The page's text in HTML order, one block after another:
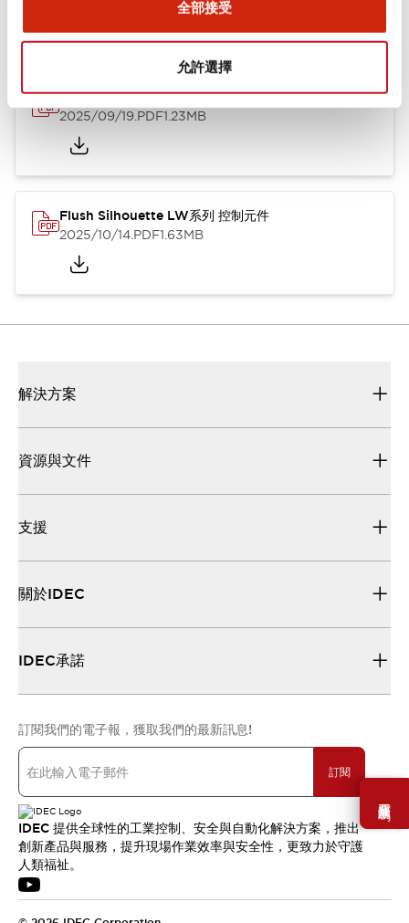
全部接受
允許選擇
需要幫助嗎？
Flush Silhouette LW系列 控制元件 (英文版)
2025/09/19.PDF1.23MB
Flush Silhouette LW系列 控制元件
2025/10/14.PDF1.63MB
解決方案
資源與文件
支援
關於IDEC
IDEC承諾
訂閱我們的電子報，獲取我們的最新訊息!
訂閱
IDEC 提供全球性的工業控制、安全與自動化解決方案，推出
創新產品與服務，提升現場作業效率與安全性，更致力於守護
人類福祉。